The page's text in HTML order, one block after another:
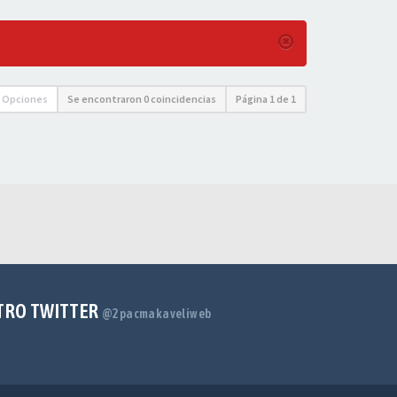
Opciones Se encontraron 0 coincidencias Página 1 de 1
TWITTER @2pacmakaveliweb